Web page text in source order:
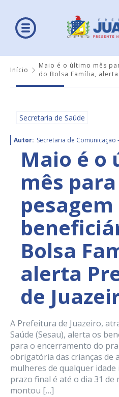
Início
Maio é o último mês
do Bolsa Família,
Secretaria de Saúde
Autor: Secretaria de Comunicação -
Maio é o
mês
pesagem
Bolsa
alerta
de
A Prefeitura de Juazeiro,
Saúde (Sesau), alerta os
para o encerramento do
obrigatória das crianças de
mulheres de qualquer
prazo final é até o dia 31 de
montou […]